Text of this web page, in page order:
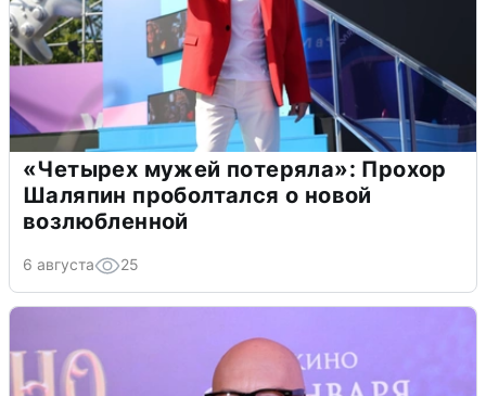
«Четырех мужей потеряла»: Прохор
Шаляпин проболтался о новой
возлюбленной
6 августа 25